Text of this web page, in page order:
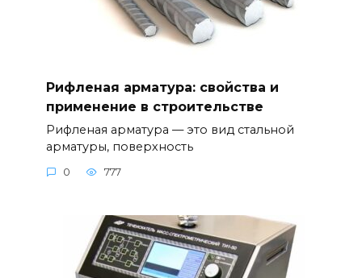
Рифленая арматура: свойства и
применение в строительстве
Рифленая арматура — это вид стальной
арматуры, поверхность
0 777